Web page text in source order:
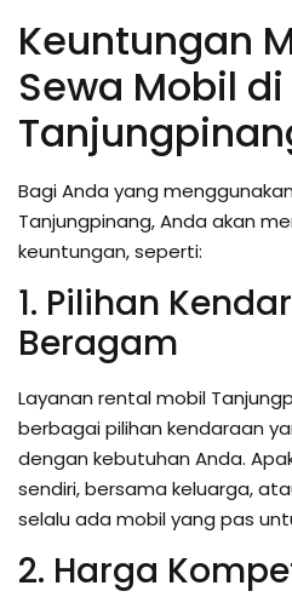
Keuntungan
Sewa Mobil di
Bagi Anda yang
Tanjungpinang, Anda akan
keuntungan, seperti:
1. Pilihan
Beragam
Layanan rental mobil
berbagai pilihan kendaraan
dengan kebutuhan Anda.
sendiri, bersama keluarga,
selalu ada mobil yang pas
2. Harga